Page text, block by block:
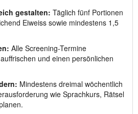
gestalten: Täglich fünf Portionen
Eiweiss sowie mindestens 1,5
Alle Screening-Termine
und einen persönlichen
Mindestens dreimal wöchentlich
wie Sprachkurs, Rätsel